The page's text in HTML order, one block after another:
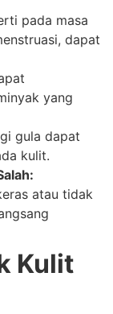
pada masa
dapat
yang
gula dapat
kulit.
atau tidak
Kulit